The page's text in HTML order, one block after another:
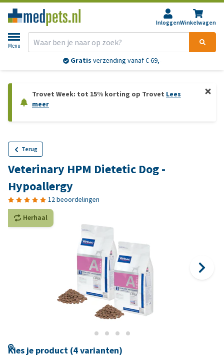
InloggenWinkelwagen
Menu
Gratis verzending vanaf € 69,-
Trovet Week: tot 15% korting op Trovet Lees
meer
Terug
Veterinary HPM Dietetic Dog -
Hypoallergy
12 beoordelingen
Herhaal
Kies je product (4 varianten)